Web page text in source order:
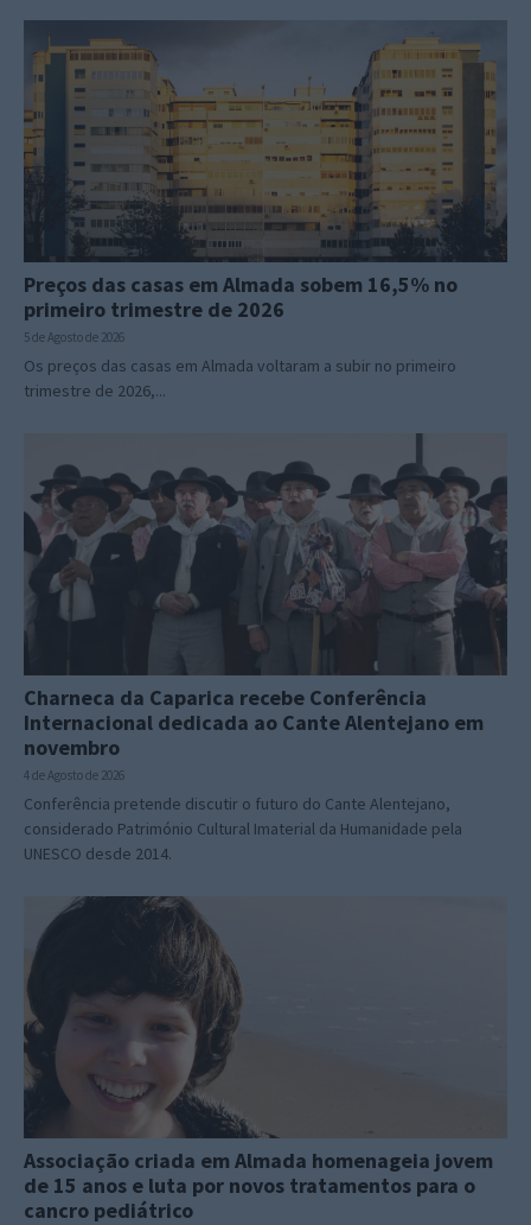
Preços das casas em Almada sobem 16,5% no
primeiro trimestre de 2026
5 de Agosto de 2026
Os preços das casas em Almada voltaram a subir no primeiro
trimestre de 2026,...
Charneca da Caparica recebe Conferência
Internacional dedicada ao Cante Alentejano em
novembro
4 de Agosto de 2026
Conferência pretende discutir o futuro do Cante Alentejano,
considerado Património Cultural Imaterial da Humanidade pela
UNESCO desde 2014.
Associação criada em Almada homenageia jovem
de 15 anos e luta por novos tratamentos para o
cancro pediátrico